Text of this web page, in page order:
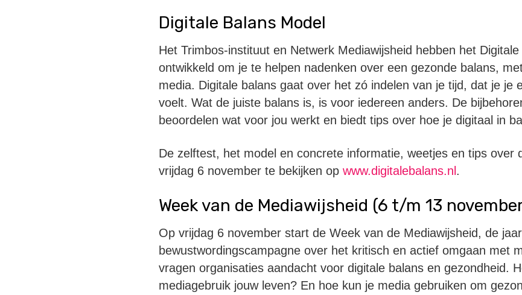
Digitale Balans Model
Het Trimbos-instituut en Netwerk Mediawijsheid hebben het Digitale
ontwikkeld om je te helpen nadenken over een gezonde balans,
media. Digitale balans gaat over het zó indelen van je tijd, dat je je
voelt. Wat de juiste balans is, is voor iedereen anders. De
beoordelen wat voor jou werkt en biedt tips over hoe je digitaal in
De zelftest, het model en concrete informatie, weetjes en tips over
vrijdag 6 november te bekijken op www.digitalebalans.nl .
Week van de Mediawijsheid (6 t/m 13
Op vrijdag 6 november start de Week van de Mediawijsheid, de
bewustwordingscampagne over het kritisch en actief omgaan met
vragen organisaties aandacht voor digitale balans en gezondheid.
mediagebruik jouw leven? En hoe kun je media gebruiken om